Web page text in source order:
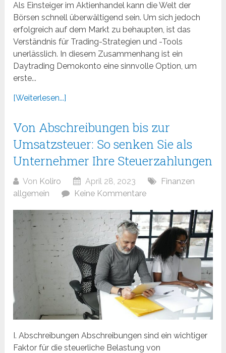
Als Einsteiger im Aktienhandel kann die Welt der
Börsen schnell überwältigend sein. Um sich jedoch
erfolgreich auf dem Markt zu behaupten, ist das
Verständnis für Trading-Strategien und -Tools
unerlässlich. In diesem Zusammenhang ist ein
Daytrading Demokonto eine sinnvolle Option, um
erste...
[Weiterlesen...]
Von Abschreibungen bis zur
Umsatzsteuer: So senken Sie als
Unternehmer Ihre Steuerzahlungen
Von Koliro April 28, 2023
Finanzen
allgemein
Keine Kommentare
I. Abschreibungen Abschreibungen sind ein wichtiger
Faktor für die steuerliche Belastung von